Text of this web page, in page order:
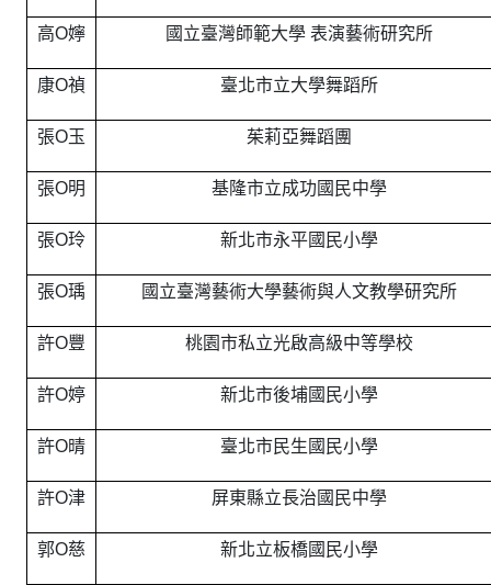
高O嬣 國立臺灣師範大學 表演藝術研究所
康O禎 臺北市立大學舞蹈所
張O玉 茱莉亞舞蹈團
張O明 基隆市立成功國民中學
張O玲 新北市永平國民小學
張O瑀 國立臺灣藝術大學藝術與人文教學研究所
許O豐 桃園市私立光啟高級中等學校
許O婷 新北市後埔國民小學
許O晴 臺北市民生國民小學
許O津 屏東縣立長治國民中學
郭O慈 新北立板橋國民小學